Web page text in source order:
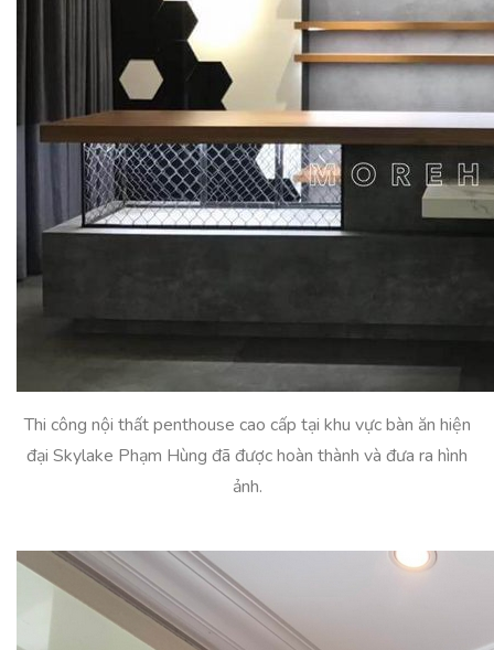
Thi công nội thất penthouse cao cấp tại khu vực bàn ăn hiện
đại Skylake Phạm Hùng đã được hoàn thành và đưa ra hình
ảnh.